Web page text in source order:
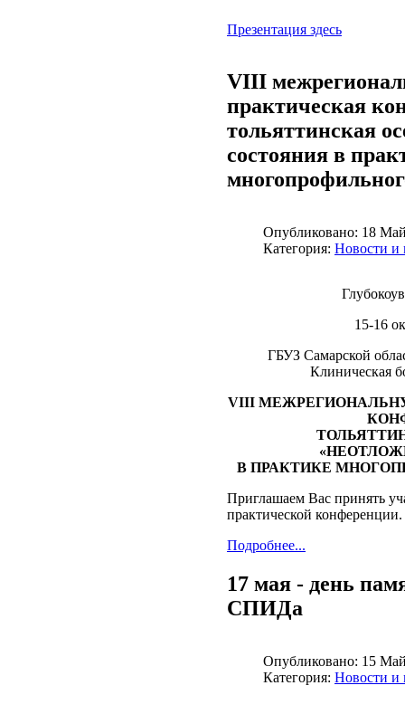
Презентация здесь
VIII
практическая
тольяттинская
состояния в
Опубликовано: 18
Категория: Новости и
15-16
ГБУЗ Самарской
Клиническая
VIII
В ПРАКТИКЕ
Приглашаем Вас принять
практической конференции.
Подробнее...
17 мая - день
СПИДа
Опубликовано: 15
Категория: Новости и